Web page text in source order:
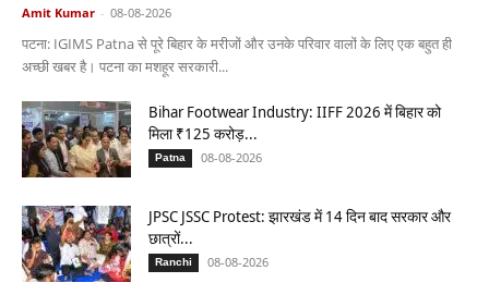
Amit Kumar - 08-08-2026
पटना: IGIMS Patna से पूरे बिहार के मरीजों और उनके परिवार वालों के लिए एक बहुत ही
अच्छी खबर है। पटना का मशहूर सरकारी...
Bihar Footwear Industry: IIFF 2026 में बिहार को
मिला ₹125 करोड़...
Patna 08-08-2026
JPSC JSSC Protest: झारखंड में 14 दिन बाद सरकार और
छात्रों...
Ranchi 08-08-2026